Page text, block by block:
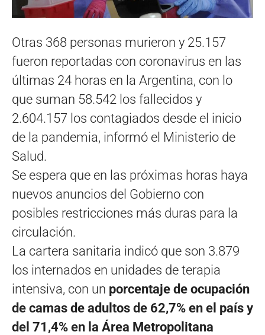
Otras 368 personas murieron y 25.157
fueron reportadas con coronavirus en las
últimas 24 horas en la Argentina, con lo
que suman 58.542 los fallecidos y
2.604.157 los contagiados desde el inicio
de la pandemia, informó el Ministerio de
Salud.
Se espera que en las próximas horas haya
nuevos anuncios del Gobierno con
posibles restricciones más duras para la
circulación.
La cartera sanitaria indicó que son 3.879
los internados en unidades de terapia
intensiva, con un porcentaje de ocupación
de camas de adultos de 62,7% en el país y
del 71,4% en la Área Metropolitana